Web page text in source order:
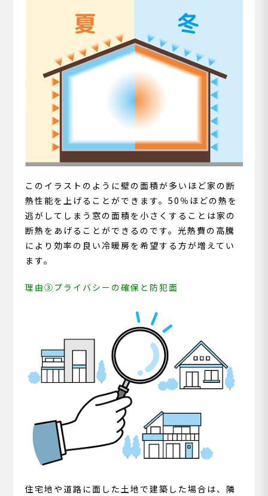
このイラストのように壁の面積が多いほど家の断
熱性能を上げることができます。50％ほどの熱を
逃がしてしまう窓の面積を小さくすることは家の
断熱をあげることができるのです。光熱費の高騰
により効率の良い冷暖房を希望する方が増えてい
ます。
理由③プライバシーの確保と防犯面
住宅地や道路に面した土地で建築した場合は、隣